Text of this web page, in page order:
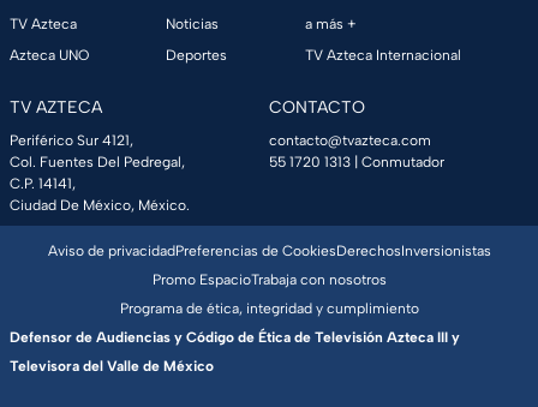
TV Azteca
Azteca UNO
Noticias
Deportes
a más +
TV Azteca Internacional
TV AZTECA
Periférico Sur 4121,
Col. Fuentes Del Pedregal,
C.P. 14141,
Ciudad De México, México.
CONTACTO
contacto@tvazteca.com
55 1720 1313 | Conmutador
Aviso de privacidadPreferencias de CookiesDerechosInversionistas
Promo EspacioTrabaja con nosotros
Programa de ética, integridad y cumplimiento
Defensor de Audiencias y Código de Ética de Televisión Azteca III y
Televisora del Valle de México